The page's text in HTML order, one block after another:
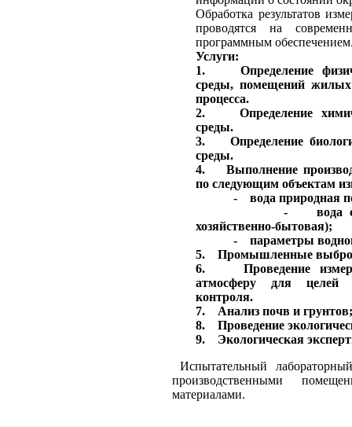
Обработка результатов
проводятся на
программным
Услуги:
1. Определение
среды, помещений жилых
процесса.
2. Определение
среды.
3. Определение
среды.
4. Выполнение
по следующим объектам
- вода природная
- вода сточная
хозяйственно-бытовая);
- параметры
5. Промышленные
6. Проведение
атмосферу для целей
контроля.
7. Анализ почв и грунтов;
8. Проведение
9. Экологическая
Испытательный
производственными
материалами.